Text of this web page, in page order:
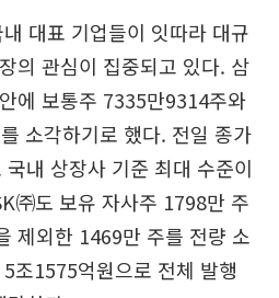
대표 기업들이 잇따라 대규
의 관심이 집중되고 있다. 삼
에 보통주 7335만9314주와
소각하기로 했다. 전일 종가
내 상장사 기준 최대 수준이
㈜도 보유 자사주 1798만 주
제외한 1469만 주를 전량 소
조1575억원으로 전체 발행